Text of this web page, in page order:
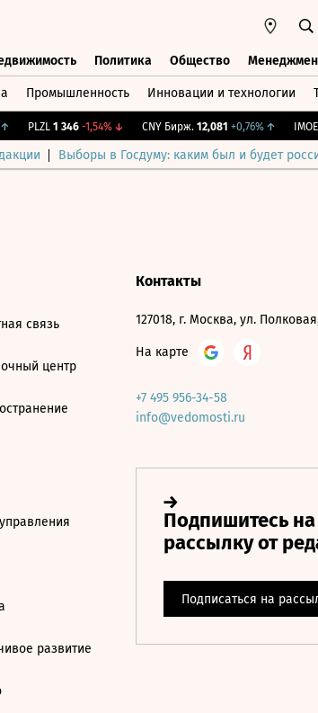
Политика Общество
Промышленность Инновации и технологии
PLZL 1 346 -1,54%↓ CNY Бирж. 12,081 +0,76%↑ IMOEX
Выборы в Госдуму: каким был и будет
связь
центр
развитие
Контакты
127018, г. Москва, ул.
На карте
+7 495 956-34-58
info@vedomosti.ru